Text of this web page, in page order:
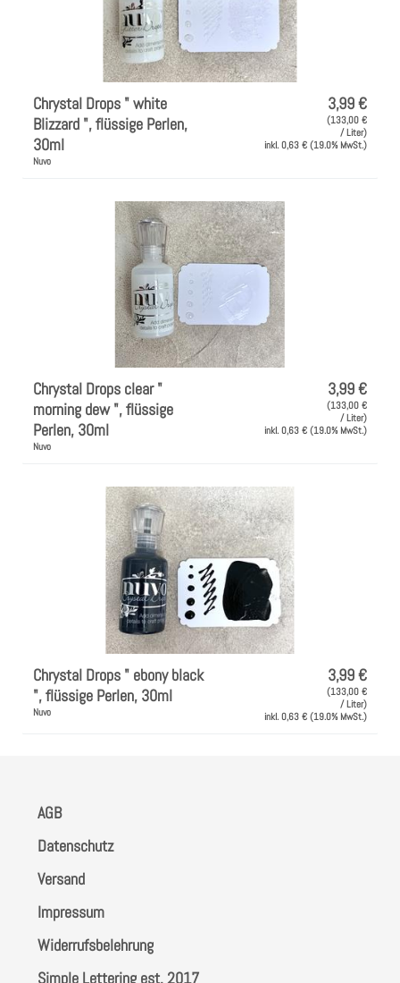
Chrystal Drops " white
Blizzard ", flüssige Perlen,
30ml
Nuvo
3,99 €
(133,00 €
/ Liter)
inkl. 0,63 € (19.0% MwSt.)
Chrystal Drops clear "
morning dew ", flüssige
Perlen, 30ml
Nuvo
3,99 €
(133,00 €
/ Liter)
inkl. 0,63 € (19.0% MwSt.)
Chrystal Drops " ebony black
", flüssige Perlen, 30ml
Nuvo
3,99 €
(133,00 €
/ Liter)
inkl. 0,63 € (19.0% MwSt.)
AGB
Datenschutz
Versand
Impressum
Widerrufsbelehrung
Simple Lettering est. 2017